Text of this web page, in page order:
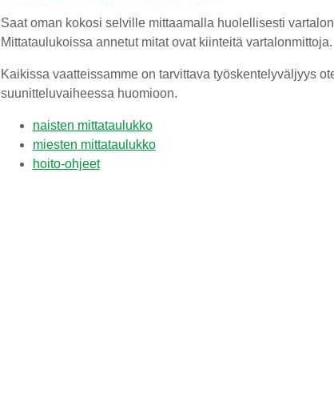
Saat oman kokosi selville mittaamalla huolellisesti
Mittataulukoissa annetut mitat ovat kiinteitä vartalonmittoja.
Kaikissa vaatteissamme on tarvittava työskentelyväljyys
suunitteluvaiheessa huomioon.
naisten mittataulukko
miesten mittataulukko
hoito-ohjeet